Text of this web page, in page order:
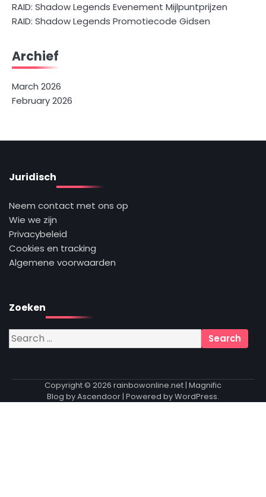
RAID: Shadow Legends Evenement Mijlpuntprijzen
RAID: Shadow Legends Promotiecode Gidsen
Archief
March 2026
February 2026
Juridisch
Neem contact met ons op
Wie we zijn
Privacybeleid
Cookies en tracking
Algemene voorwaarden
Zoeken
Search
for:
Copyright © 2026 rainbowonline.net | Magnific
Blog byAscendoor | Powered byWordPress.